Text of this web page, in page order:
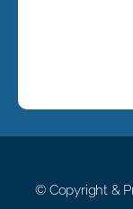
© Copyright &